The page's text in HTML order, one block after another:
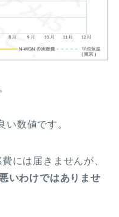
数値です。
には届きませんが、
いわけではありませ